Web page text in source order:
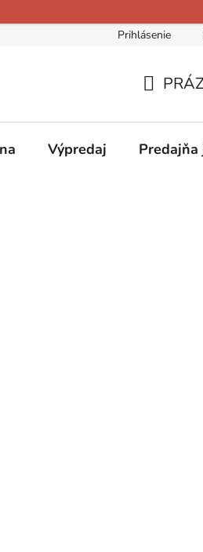
Kontakty O
Prihlásenie
KOŠÍK
Výpredaj